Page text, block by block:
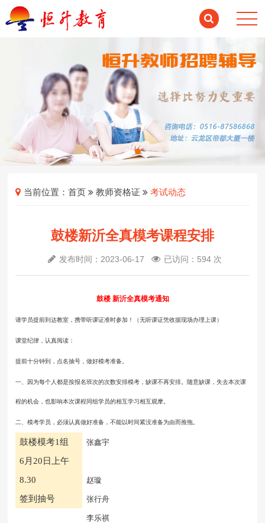
当前位置：首页 教师资格证 考试动态
鼓楼新沂全真模考课程安排
发布时间：2023-06-17 已访问：594 次
鼓楼 新沂全真模考通知
请学员提前到达教室，携带听课证准时参加！（无听课证凭收据现场办理上课）
课堂纪律，认真阅读：
提前十分钟到，点名抽号，做好模考准备。
一、因为每个人都是按报名班次的次数安排模考，缺课不再安排。随意缺课，失去本次课
程的机会，也影响本次课程同组学员的相互学习相互观摩。
二、模考学员，必须认真做好准备，不能以时间紧没准备为由而推拖。
鼓楼模考1组 张鑫宇
6月20日上午
8.30
赵璇
签到抽号 张行舟
李乐祺